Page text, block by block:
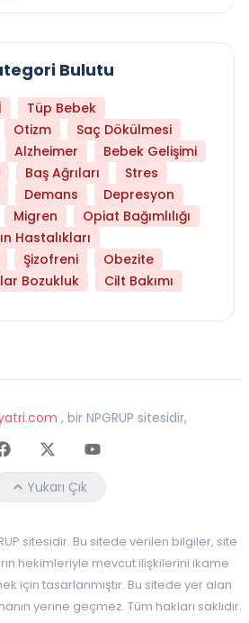
Bulutu
Tüp Bebek
Otizm
Saç Dökülmesi
Alzheimer
Bebek Gelişimi
Baş Ağrıları
Stres
Demans
Depresyon
Migren
Opiat Bağımlılığı
Hastalıkları
Şizofreni
Obezite
Bozukluk Cilt Bakımı
, bir NPGRUP sitesidir,
FaceebokTwitterYoutube
Yukarı Çık
sitesidir. Bu sitede verilen bilgiler, site
hekimleriyle mevcut ilişkilerini ikame
için tasarlanmıştır. Bu sitede yer alan
yerine geçmez. Tüm hakları saklıdır.